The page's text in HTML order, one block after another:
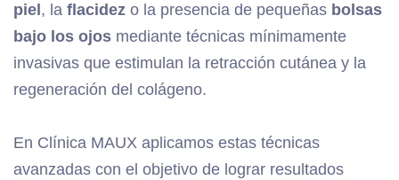
piel , la flacidez o la presencia de pequeñas bolsas
bajo los ojos mediante técnicas mínimamente
invasivas que estimulan la retracción cutánea y la
regeneración del colágeno.
En Clínica MAUX aplicamos estas técnicas
avanzadas con el objetivo de lograr resultados